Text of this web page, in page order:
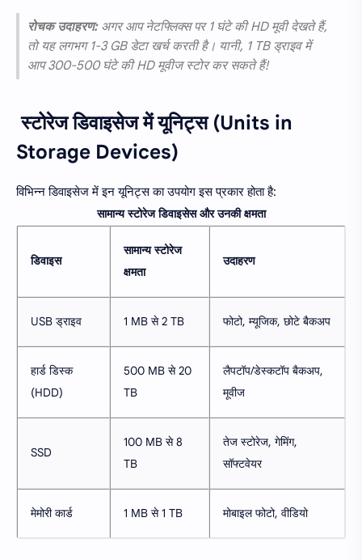
रोचक उदाहरण:अगर आप नेटफ्लिक्स पर 1 घंटे की HD मूवी देखते हैं,
तो यह लगभग 1-3 GB डेटा खर्च करती है। यानी, 1 TB ड्राइव में
आप 300-500 घंटे की HD मूवीज स्टोर कर सकते हैं!
स्टोरेज डिवाइसेज में यूनिट्स (Units in
Storage Devices)
विभिन्न डिवाइसेज में इन यूनिट्स का उपयोग इस प्रकार होता है:
सामान्य स्टोरेज डिवाइसेस और उनकी क्षमता
डिवाइस
सामान्य स्टोरेज
क्षमता
उदाहरण
USB ड्राइव 1 MB से 2 TB फोटो, म्यूजिक, छोटे बैकअप
हार्ड डिस्क
(HDD)
500 MB से 20
TB
लैपटॉप/डेस्कटॉप बैकअप,
मूवीज
SSD
100 MB से 8
TB
तेज स्टोरेज, गेमिंग,
सॉफ्टवेयर
मेमोरी कार्ड 1 MB से 1 TB मोबाइल फोटो, वीडियो